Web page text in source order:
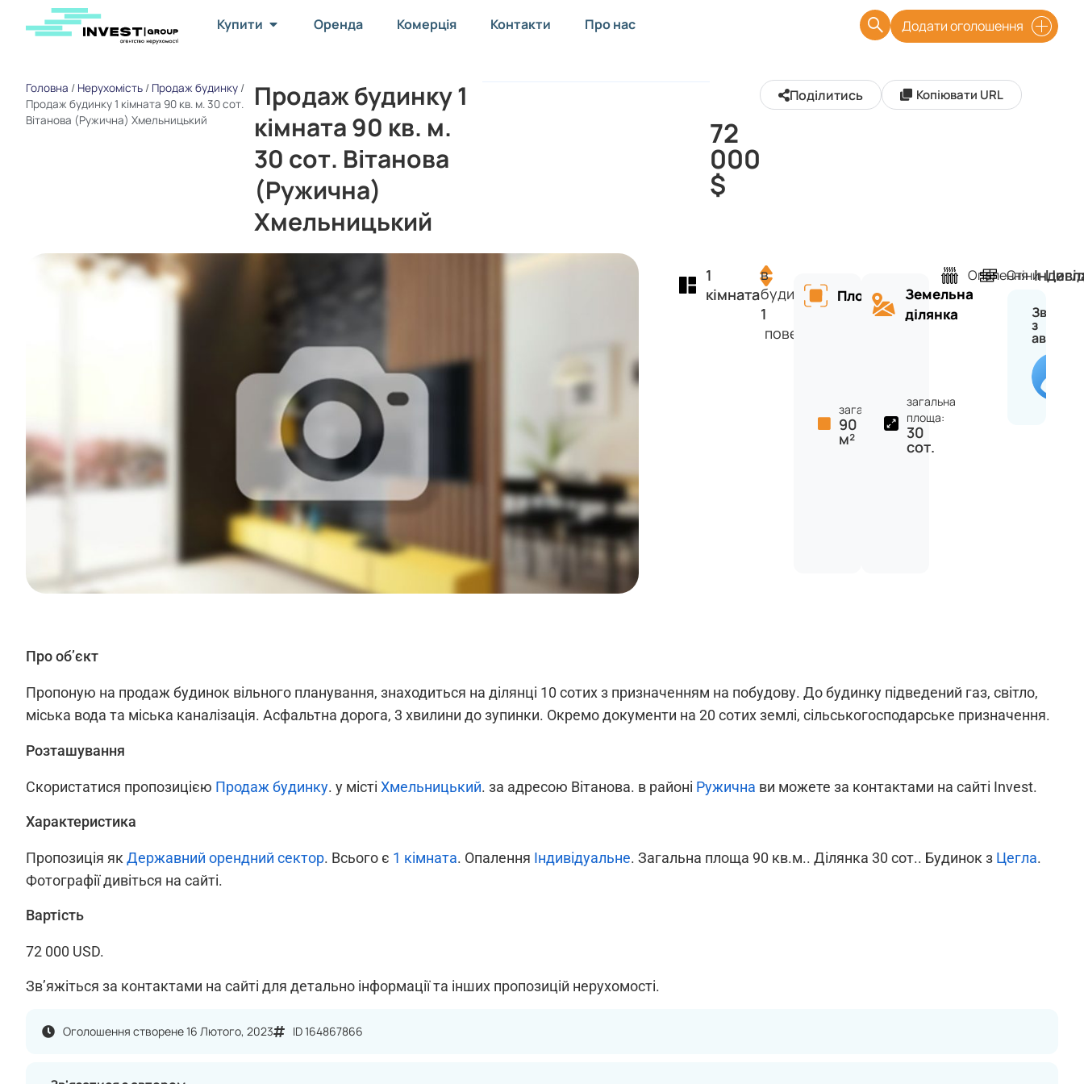
Купити Оренда Комерція Контакти Про нас Додати оголошення
Головна / Нерухомість / Продаж будинку /
Продаж будинку 1 кімната 90 кв. м. 30 сот.
Вітанова (Ружична) Хмельницький
Продаж будинку 1
кімната 90 кв. м.
30 сот. Вітанова
(Ружична)
Хмельницький
72
000
$
Поділитись Копіювати URL
1
кімната
в
будинку
1
поверхів
Площа
загальна:
90
м²
Земельна
ділянка
загальна
площа:
30
сот.
Опалення
Стіни
з
Про об’єкт
Пропоную на продаж будинок вільного планування, знаходиться на ділянці 10 сотих з призначенням на побудову. До будинку підведений газ, світло,
міська вода та міська каналізація. Асфальтна дорога, 3 хвилини до зупинки. Окремо документи на 20 сотих землі, сільськогосподарське призначення.
Розташування
Скористатися пропозицією Продаж будинку. у місті Хмельницький. за адресою Вітанова. в районі Ружична ви можете за контактами на сайті Invest.
Характеристика
Пропозиція як Державний орендний сектор. Всього є 1 кімната. Опалення Індивідуальне. Загальна площа 90 кв.м.. Ділянка 30 сот.. Будинок з Цегла.
Фотографії дивіться на сайті.
Вартість
72 000 USD.
Зв’яжіться за контактами на сайті для детально інформації та інших пропозицій нерухомості.
Оголошення створене 16 Лютого, 2023 ID 164867866